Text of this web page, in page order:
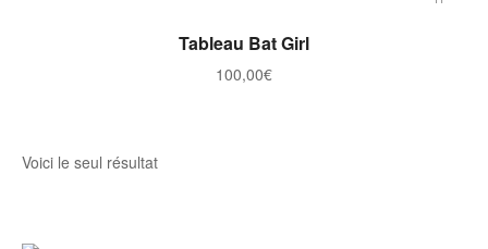
AJOUTER AU PANIER
Tableau Bat Girl
100,00€
Voici le seul résultat